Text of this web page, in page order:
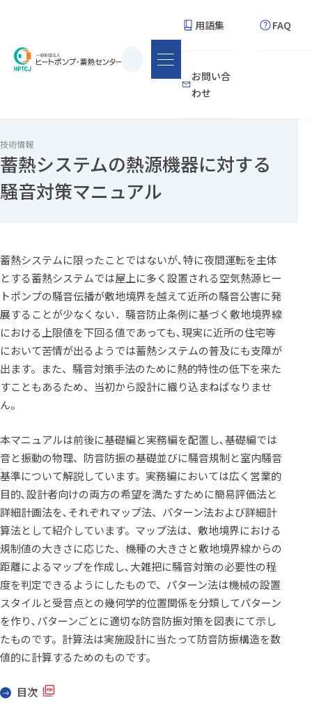
用語集 FAQ
お問い合
わせ
索
技術情報
蓄熱システムの熱源機器に対する
騒音対策マニュアル
蓄熱システムに限ったことではないが､特に夜間運転を主体
とする蓄熱システムでは屋上に多く設置される空気熱源ヒー
トポンプの騒音伝播が敷地境界を越えて近所の騒音公害に発
展することが少なくない．騒音防止条例に基づく敷地境界線
における上限値を下回る値であっても､現実に近所の住宅等
において苦情が出るようでは蓄熱システムの普及にも支障が
出ます。また、騒音対策手法のために熱的特性の低下を来た
すこともあるため、当初から設計に織り込まねばなりませ
ん。
本マニュアルは前後に基礎編と実務編を配置し､基礎編では
音と振動の物理、防音防振の基礎並びに騒音規制と室内騒音
基準について解説しています。実務編においては広く営業的
目的､設計者向けの両方の希望を満たすために簡易評価法と
詳細計画法を､それぞれマップ法、パターン法および詳細計
算法として紹介しています。マップ法は、敷地境界における
規制値の大きさに応じた、機種の大きさと敷地境界線からの
距離によるマップを作成し､大雑把に騒音対策の必要性の程
度を判定できるようにしたもので、パターン法は機械の設置
スタイルと受音点との幾何学的位置関係を分類してパターン
を作り､パターンごとに適切な防音防振対策を図表にて示し
たものです。計算法は実施設計に当たって防音防振構造を数
値的に計算するためのものです。
目次